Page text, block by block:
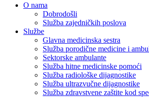
O nama
Dobrodošli
Služba zajedničkih poslova
Službe
Glavna medicinska sestra
Služba porodične medicine i
Sektorske ambulante
Služba hitne medicinske pomoći
Služba radiološke dijagnostike
Služba ultrazvučne dijagnostike
Služba zdravstvene zaštite kod